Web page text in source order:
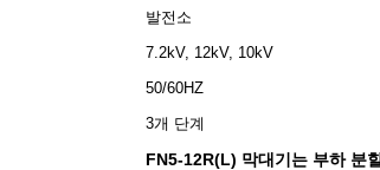
발전소
7.2kV, 12kV, 10kV
50/60HZ
3개 단계
FN5-12R(L) 막대기는 부하 분